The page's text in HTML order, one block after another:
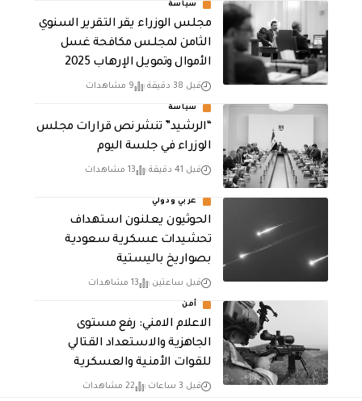
سياسة
مجلس الوزراء يقر التقرير السنوي
الثامن لمجلـس مكافحة غسل
الأموال وتمويـل الإرهـاب 2025
قبل 38 دقيقة 9 مشاهدات
سياسة
“الرشيد” تنشر نص قرارات مجلس
الوزراء في جلسة اليوم
قبل 41 دقيقة 13 مشاهدات
عربي ودولي
الحوثيون يعلنون استهداف
تحشيدات عسكرية سعودية
بصواريخ باليستية
قبل ساعتين 13 مشاهدات
أمن
الاعلام الامني: رفع مستوى
الجاهزية والاستعداد القتالي
للقوات الأمنية والعسكرية
قبل 3 ساعات 22 مشاهدات